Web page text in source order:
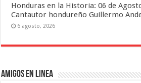
Honduras en la Historia: 06 de
Cantautor hondureño Guillermo
6 agosto, 2026
Amigos en Linea